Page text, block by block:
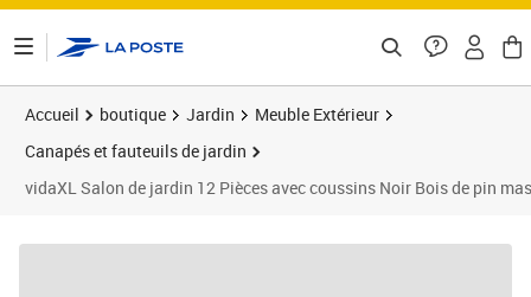
Accueil boutique Jardin
Meuble Extérieur
Canapés et fauteuils de jardin
vidaXL Salon de jardin 12 Pièces avec coussins Noir Bois de pin